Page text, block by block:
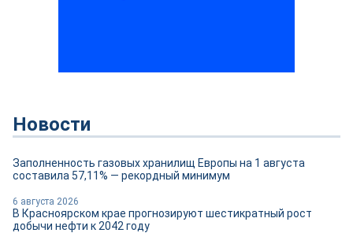
Новости
Заполненность газовых хранилищ Европы на 1 августа
составила 57,11% — рекордный минимум
6 августа 2026
В Красноярском крае прогнозируют шестикратный рост
добычи нефти к 2042 году